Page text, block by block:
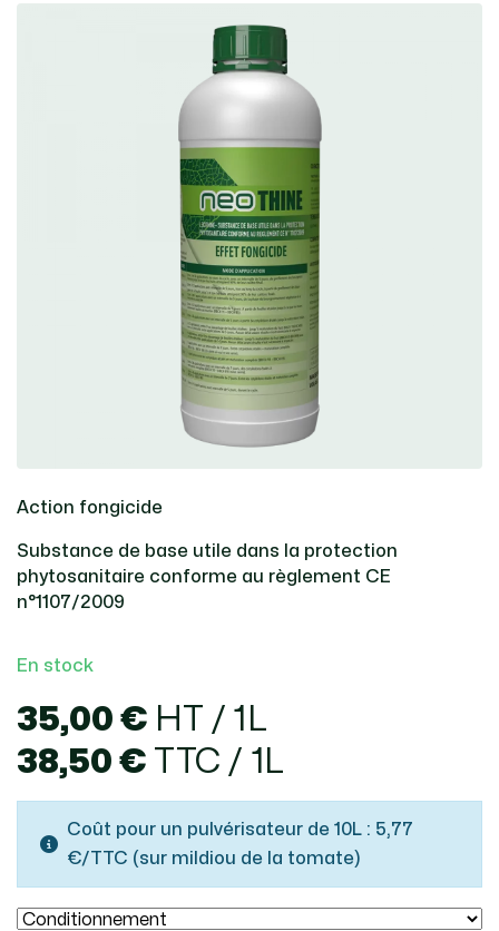
Action fongicide
Substance de base utile dans la protection
phytosanitaire conforme au règlement CE
n°1107/2009
En stock
35,00 € HT / 1L
38,50 € TTC / 1L
Coût pour un pulvérisateur de 10L : 5,77
€/TTC (sur mildiou de la tomate)